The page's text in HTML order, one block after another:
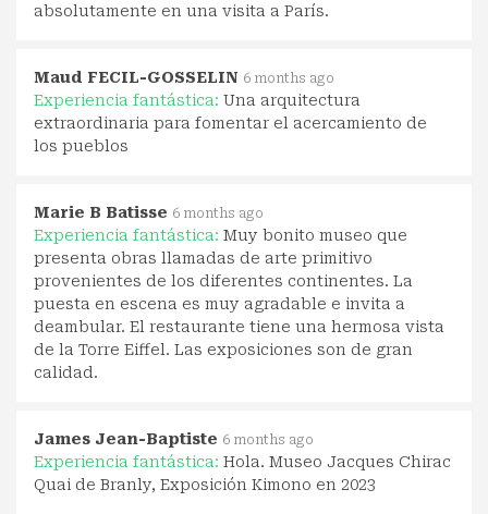
absolutamente en una visita a París.
Maud FECIL-GOSSELIN 6 months ago
Experiencia fantástica: Una arquitectura
extraordinaria para fomentar el acercamiento de
los pueblos
Marie B Batisse 6 months ago
Experiencia fantástica: Muy bonito museo que
presenta obras llamadas de arte primitivo
provenientes de los diferentes continentes. La
puesta en escena es muy agradable e invita a
deambular. El restaurante tiene una hermosa vista
de la Torre Eiffel. Las exposiciones son de gran
calidad.
James Jean-Baptiste 6 months ago
Experiencia fantástica: Hola. Museo Jacques Chirac
Quai de Branly, Exposición Kimono en 2023